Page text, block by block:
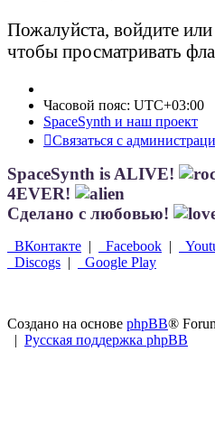
Пожалуйста, войдите или
чтобы просматривать
Часовой пояс: UTC+03:00
SpaceSynth и наш проект
Связаться с
SpaceSynth is ALIVE!
4EVER!
Сделано с любовью!
ВКонтакте | Facebook |
Discogs | Google Play
Создано на основе phpBB®
| Русская поддержка phpBB